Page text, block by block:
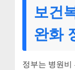
보건
완화
정부는 병원비